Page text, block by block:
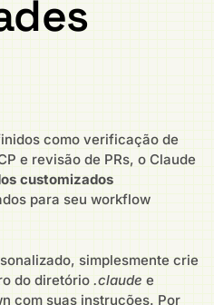
como verificação de
e revisão de PRs, o Claude
customizados
para seu workflow
simplesmente crie
do diretório .claude e
com suas instruções. Por